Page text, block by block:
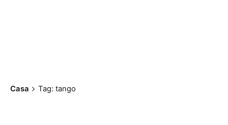
Casa Tag: tango